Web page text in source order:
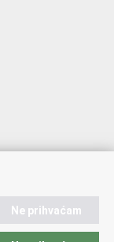
Ne prihvaćam